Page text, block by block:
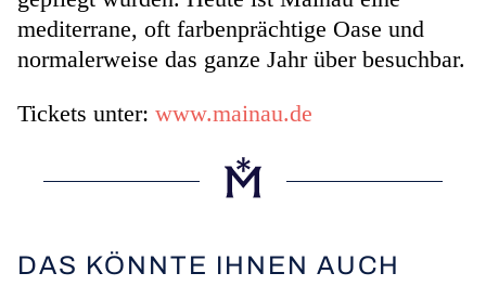
mediterrane, oft farbenprächtige Oase und
normalerweise das ganze Jahr über besuchbar.
Tickets unter: www.mainau.de
DAS KÖNNTE IHNEN AUCH